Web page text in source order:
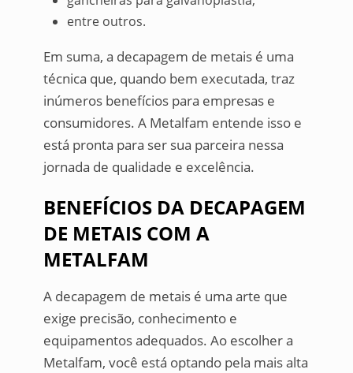
entre outros.
Em suma, a decapagem de metais é uma
técnica que, quando bem executada, traz
inúmeros benefícios para empresas e
consumidores. A Metalfam entende isso e
está pronta para ser sua parceira nessa
jornada de qualidade e excelência.
BENEFÍCIOS DA DECAPAGEM
DE METAIS COM A
METALFAM
A decapagem de metais é uma arte que
exige precisão, conhecimento e
equipamentos adequados. Ao escolher a
Metalfam, você está optando pela mais alta